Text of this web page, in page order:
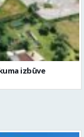
izbūve